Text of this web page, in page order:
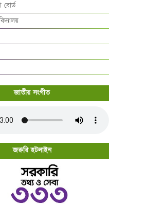
বোর্ড
জাতীয় সংগীত
জরুরি হটলাইন